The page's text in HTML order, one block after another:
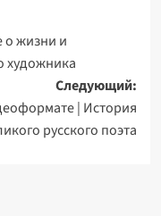
о жизни и
художника
Следующий:
| История
русского поэта